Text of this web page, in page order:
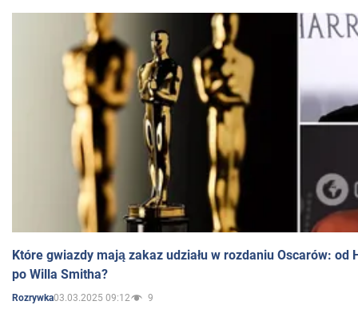
Które gwiazdy mają zakaz udziału w rozdaniu Oscarów: od
po Willa Smitha?
Rozrywka03.03.2025 09:12 9